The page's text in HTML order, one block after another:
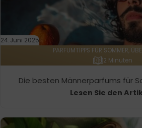
24. Juni 2025
PARFUMTIPPS FÜR SOMMER,
2 Minuten
Die besten Männerparfums für
Lesen Sie den